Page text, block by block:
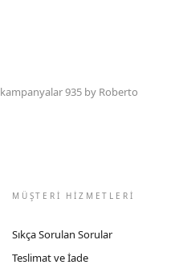
935 by Roberto
MÜŞTERİ HİZMETLERİ
Sıkça Sorulan Sorular
Teslimat ve İade